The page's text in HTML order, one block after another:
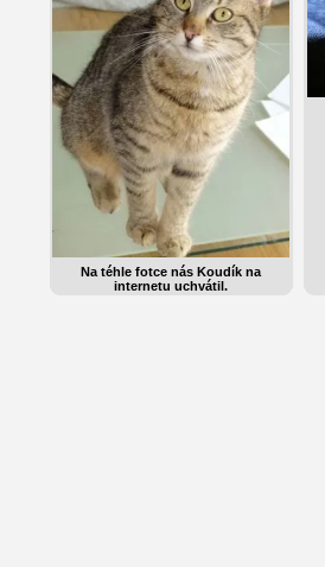
Na téhle fotce nás Koudík na
internetu uchvátil.